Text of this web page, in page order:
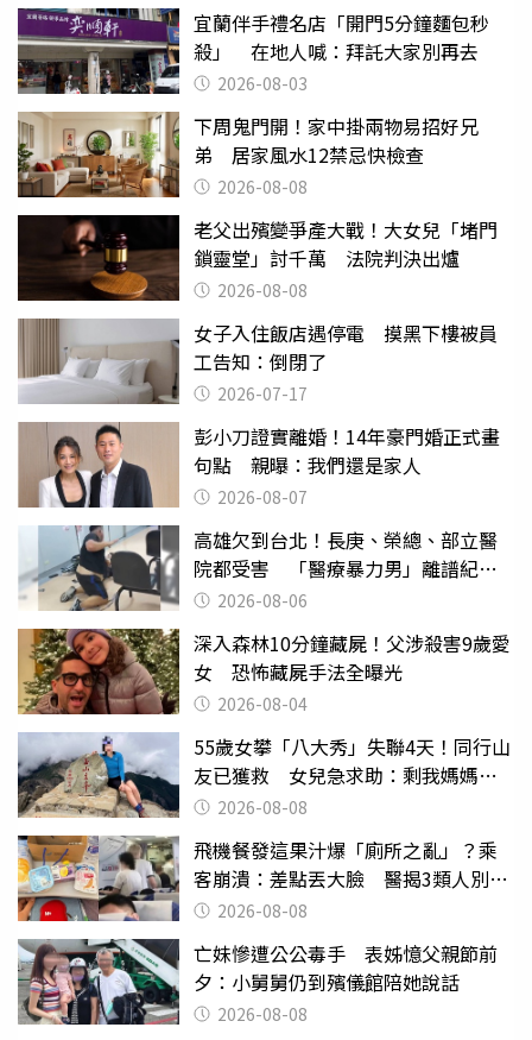
宜蘭伴手禮名店「開門5分鐘麵包秒
殺」 在地人喊：拜託大家別再去
2026-08-03
下周鬼門開！家中掛兩物易招好兄
弟 居家風水12禁忌快檢查
2026-08-08
老父出殯變爭產大戰！大女兒「堵門
鎖靈堂」討千萬 法院判決出爐
2026-08-08
女子入住飯店遇停電 摸黑下樓被員
工告知：倒閉了
2026-07-17
彭小刀證實離婚！14年豪門婚正式畫
句點 親曝：我們還是家人
2026-08-07
高雄欠到台北！長庚、榮總、部立醫
院都受害 「醫療暴力男」離譜紀錄
曝光2026-08-06
深入森林10分鐘藏屍！父涉殺害9歲愛
女 恐怖藏屍手法全曝光
2026-08-04
55歲女攀「八大秀」失聯4天！同行山
友已獲救 女兒急求助：剩我媽媽還
沒找到
2026-08-08
飛機餐發這果汁爆「廁所之亂」？乘
客崩潰：差點丟大臉 醫揭3類人別亂
喝 2026-08-08
亡妹慘遭公公毒手 表姊憶父親節前
夕：小舅舅仍到殯儀館陪她說話
2026-08-08